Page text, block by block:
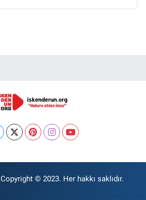
Copyright © 2023. Her hakkı saklıdır.